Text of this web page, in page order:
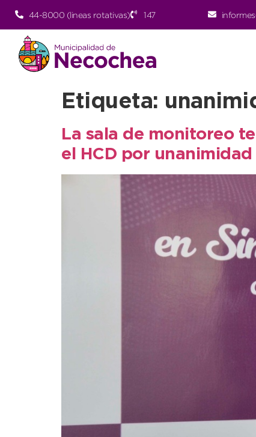
44-8000 (lineas rotativas) 147
Etiqueta:
La sala de monitoreo
el HCD por unanimidad